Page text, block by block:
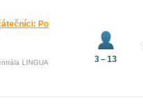
Po
LINGUA
3 – 13